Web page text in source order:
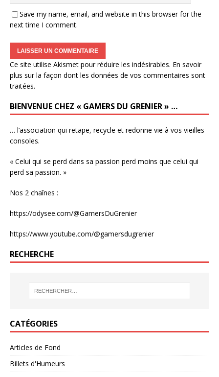
Save my name, email, and website in this browser for the
next time I comment.
Ce site utilise Akismet pour réduire les indésirables. En savoir
plus sur la façon dont les données de vos commentaires sont
traitées.
BIENVENUE CHEZ « GAMERS DU GRENIER » …
… l’association qui retape, recycle et redonne vie à vos vieilles
consoles.
« Celui qui se perd dans sa passion perd moins que celui qui
perd sa passion. »
Nos 2 chaînes :
https://odysee.com/@GamersDuGrenier
https://www.youtube.com/@gamersdugrenier
RECHERCHE
CATÉGORIES
Articles de Fond
Billets d'Humeurs